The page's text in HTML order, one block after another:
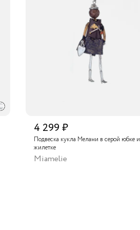
4 299 ₽
Подвеска кукла Мелани в серой юбке и
жилетке
Miamelie